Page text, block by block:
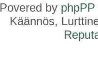
Povered by phpPP
Käännös,